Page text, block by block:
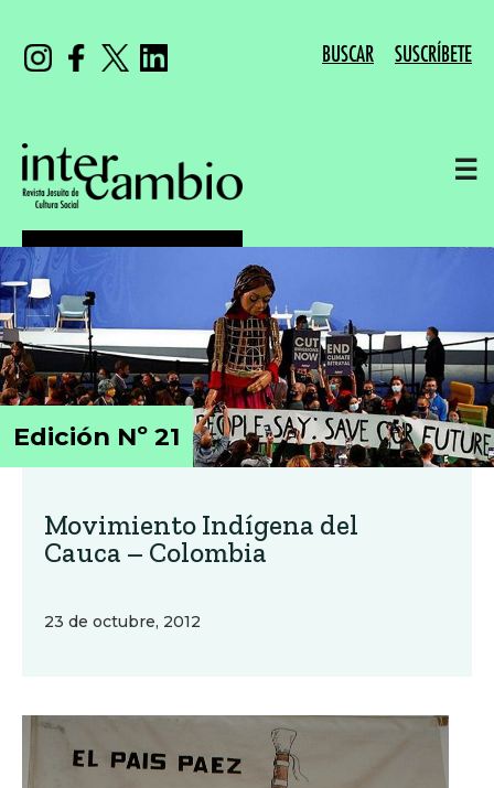
BUSCAR SUSCRÍBETE
☰
Edición Nº 21
Movimiento Indígena del
Cauca – Colombia
23 de octubre, 2012